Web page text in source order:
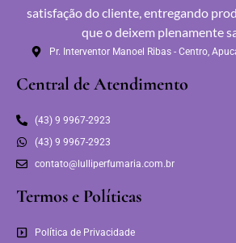
satisfação do cliente, entregando
que o deixem plenamente
Pr. Interventor Manoel Ribas - Centro,
Central de Atendimento
(43) 9 9967-2923
(43) 9 9967-2923
contato@lulliperfumaria.com.br
Termos e Políticas
Política de Privacidade